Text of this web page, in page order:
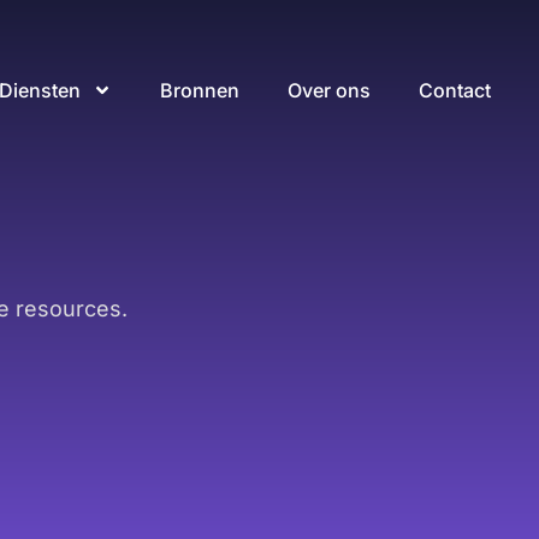
Diensten Bronnen Over ons Contact
resources.